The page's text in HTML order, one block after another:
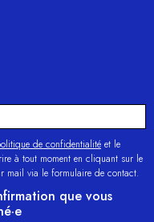
de confidentialité et le
à tout moment en cliquant sur le
mail via le formulaire de contact.
que vous